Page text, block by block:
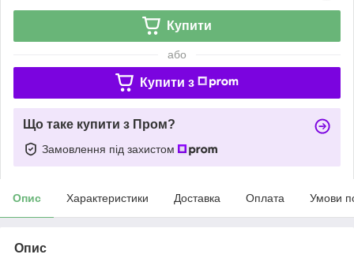
Купити
або
Купити з
Що таке купити з Пром?
Замовлення під захистом
Опис Характеристики Доставка Оплата Умови
Опис